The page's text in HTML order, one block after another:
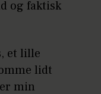
og faktisk
et lille
lidt
min